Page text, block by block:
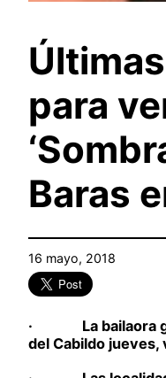
para
Baras
16 mayo, 2018
· La bailaora
del Cabildo jueves,